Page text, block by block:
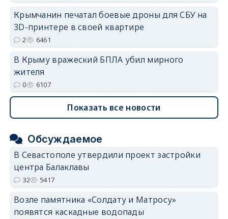
Крымчанин печатал боевые дроны для СБУ на
3D-принтере в своей квартире
2 6461
В Крыму вражеский БПЛА убил мирного
жителя
0 6107
Показать все новости
Обсуждаемое
В Севастополе утвердили проект застройки
центра Балаклавы
32 5417
Возле памятника «Солдату и Матросу»
появятся каскадные водопады